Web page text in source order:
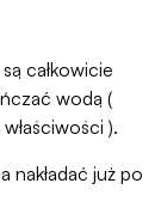
całkowicie
wodą (
).
nakładać już po